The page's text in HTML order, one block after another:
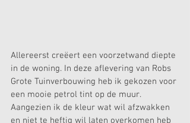
Allereerst creëert een voorzetwand diepte
in de woning. In deze aflevering van Robs
Grote Tuinverbouwing heb ik gekozen voor
een mooie petrol tint op de muur.
Aangezien ik de kleur wat wil afzwakken
en niet te heftig wil laten overkomen heb